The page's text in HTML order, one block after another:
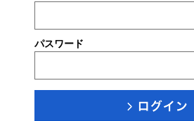
パスワード